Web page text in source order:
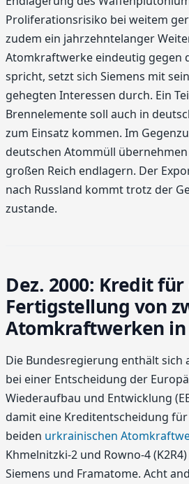
Proliferationsrisiko bei weitem
zudem ein jahrzehntelanger
Atomkraftwerke eindeutig gegen
spricht, setzt sich Siemens mit
gehegten Interessen durch. Ein
Brennelemente soll auch in
zum Einsatz kommen. Im
deutschen Atommüll
großen Reich endlagern. Der
nach Russland kommt trotz der
zustande.
Dez. 2000: Kredit
Fertigstellung von
Atomkraftwerken
Die Bundesregierung enthält sich
bei einer Entscheidung der
Wiederaufbau und Entwicklung
damit eine Kreditentscheidung
beiden urkrainischen
Khmelnitzki-2 und Rowno-4
Siemens und Framatome. Acht